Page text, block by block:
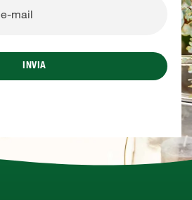
INVIA